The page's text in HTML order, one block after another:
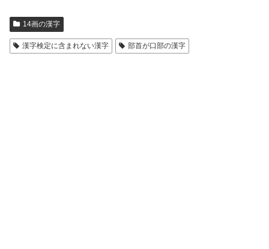
14画の漢字
漢字検定に含まれない漢字 部首が口部の漢字